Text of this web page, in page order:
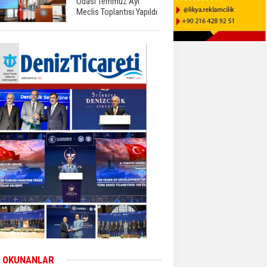
Meclis Toplantısı Yapıldı
OKUNANLAR